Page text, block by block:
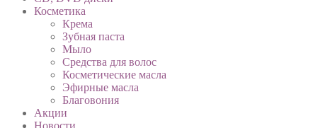
Косметика
Крема
Зубная паста
Мыло
Средства для волос
Косметические масла
Эфирные масла
Благовония
Акции
Новости